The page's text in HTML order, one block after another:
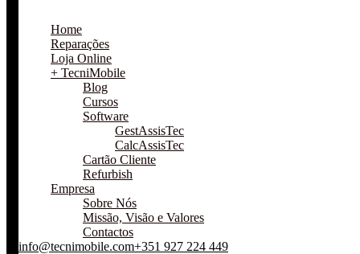
Home
Reparações
Loja Online
+ TecniMobile
Blog
Cursos
Software
GestAssisTec
CalcAssisTec
Cartão Cliente
Refurbish
Empresa
Sobre Nós
Missão, Visão e Valores
Contactos
info@tecnimobile.com+351 927 224 449